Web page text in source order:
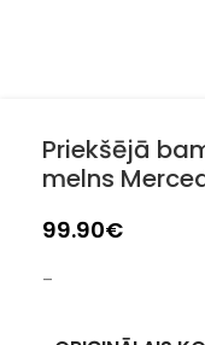
Priekšējā
melns
99.90€
–